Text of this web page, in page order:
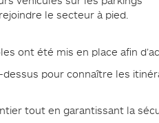
rejoindre le secteur à pied.
ont été mis en place afin
pour connaître les
tout en garantissant la